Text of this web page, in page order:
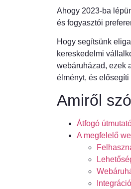
Ahogy 2023-ba
és fogyasztói
Hogy segítsünk
kereskedelmi
webáruházad, ezek
élményt, és
Amiről
Átfogó
A megfelelő